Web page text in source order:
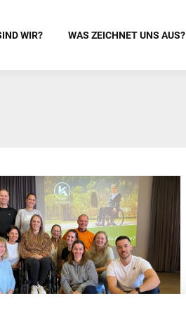
WIR? WAS ZEICHNET UNS AUS?